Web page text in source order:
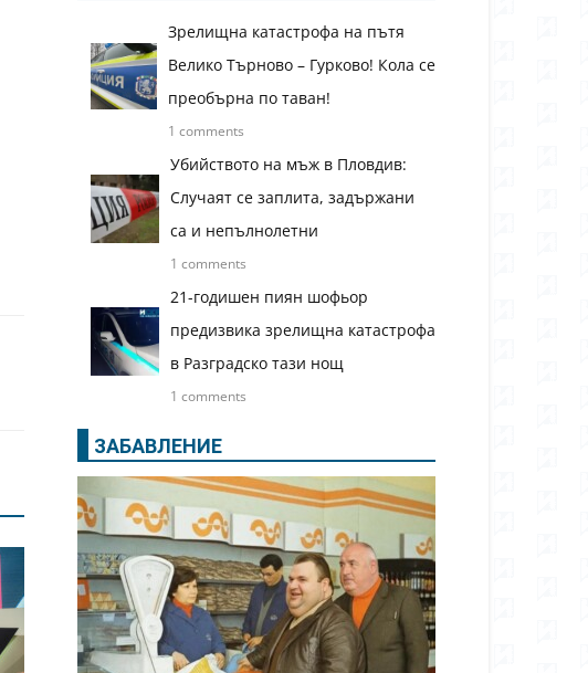
Зрелищна катастрофа на пътя
Велико Търново – Гурково! Кола се
преобърна по таван!
1 comments
Убийството на мъж в Пловдив:
Случаят се заплита, задържани
са и непълнолетни
1 comments
21-годишен пиян шофьор
предизвика зрелищна катастрофа
в Разградско тази нощ
1 comments
ЗАБАВЛЕНИЕ